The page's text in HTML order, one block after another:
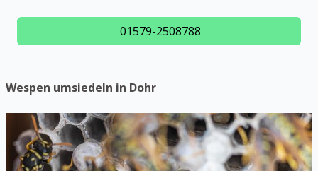
01579-2508788
Wespen umsiedeln in Dohr